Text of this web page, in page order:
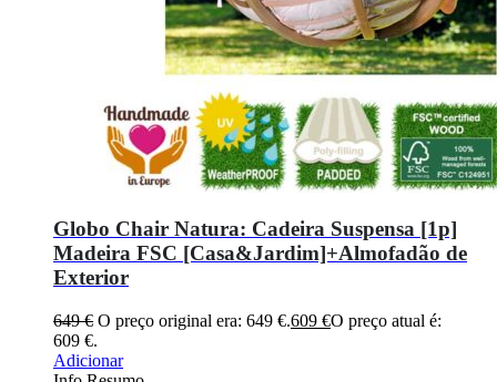
Globo Chair Natura: Cadeira Suspensa [1p]
Madeira FSC [Casa&Jardim]+Almofadão de
Exterior
649€ O preço original era: 649 €.609 €O preço atual é:
609 €.
Adicionar